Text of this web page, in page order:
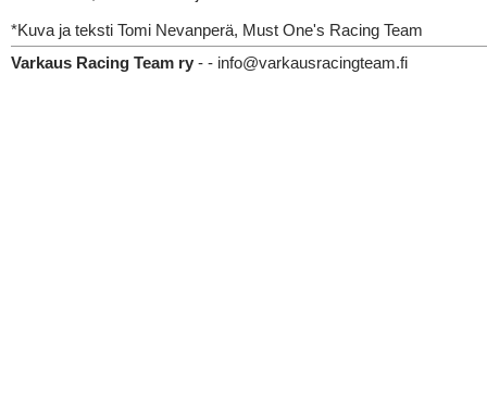
*Kuva ja teksti Tomi Nevanperä, Must One's Racing Team
Varkaus Racing Team ry - - info@varkausracingteam.fi